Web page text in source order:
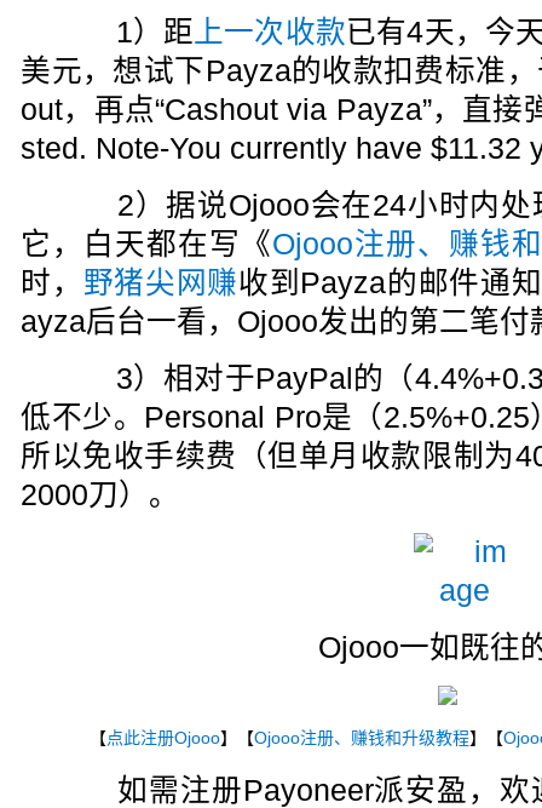
1）距 上一次收款已有4天，今
美元，想试下Payza的收款扣费标准
out，再点“Cashout via Payza”，直接
sted. Note-You currently have $11.32
2）据说Ojooo会在24小时内处
它，白天都在写《Ojooo注册、赚钱
时， 野猪尖网赚收到Payza的邮件通
ayza后台一看，Ojooo发出的第二笔
3）相对于PayPal的（
低不少。Personal Pro是（
所以免收手续费（但单月收款限制为
2000刀）。
Ojooo一如既往
【点此注册Ojooo】【Ojooo注册、赚钱和升级教程】【
如需注册Payoneer派安盈，欢